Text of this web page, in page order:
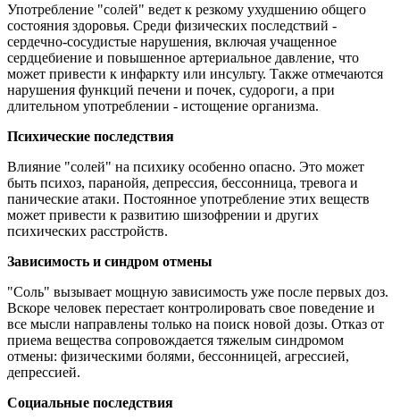
Употребление "солей" ведет к резкому ухудшению общего
состояния здоровья. Среди физических последствий -
сердечно-сосудистые нарушения, включая учащенное
сердцебиение и повышенное артериальное давление, что
может привести к инфаркту или инсульту. Также отмечаются
нарушения функций печени и почек, судороги, а при
длительном употреблении - истощение организма.
Психические последствия
Влияние "солей" на психику особенно опасно. Это может
быть психоз, паранойя, депрессия, бессонница, тревога и
панические атаки. Постоянное употребление этих веществ
может привести к развитию шизофрении и других
психических расстройств.
Зависимость и синдром отмены
"Соль" вызывает мощную зависимость уже после первых доз.
Вскоре человек перестает контролировать свое поведение и
все мысли направлены только на поиск новой дозы. Отказ от
приема вещества сопровождается тяжелым синдромом
отмены: физическими болями, бессонницей, агрессией,
депрессией.
Социальные последствия